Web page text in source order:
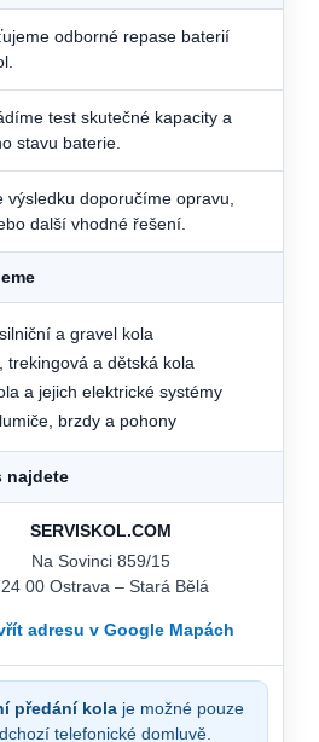
odborné repase baterií
test skutečné kapacity a
stavu baterie.
výsledku doporučíme opravu,
další vhodné řešení.
a gravel kola
trekingová a dětská kola
a jejich elektrické systémy
brzdy a pohony
najdete
SERVISKOL.COM
Na Sovinci 859/15
00 Ostrava – Stará Bělá
adresu v Google Mapách
předání kola je možné pouze
telefonické domluvě.